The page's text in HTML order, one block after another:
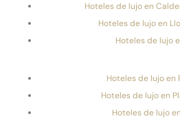
Hoteles de lujo en
Hoteles de lujo en
Hoteles de lujo
Hoteles de lujo en
Hoteles de lujo en
Hoteles de lujo